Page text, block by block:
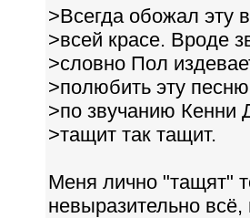
>Всегда обожал эту
>всей красе. Вроде
>словно Пол
>полюбить эту
>по звучанию Кенни
>тащит так тащит.
Меня лично "тащят"
невыразительно всё,